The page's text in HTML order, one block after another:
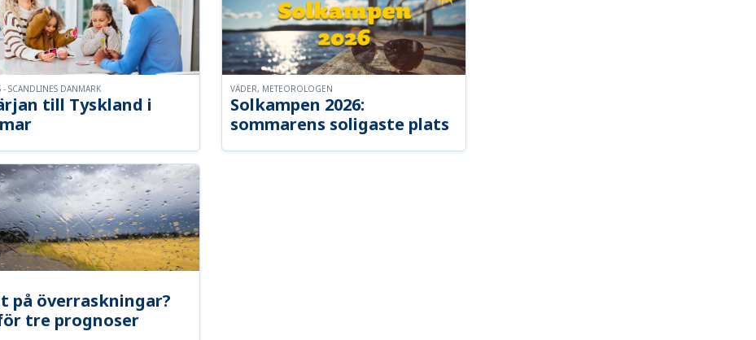
till Tyskland i
SCANDLINES DANMARK
Solkampen 2026:
sommarens soligaste plats
VÄDER, METEOROLOGEN
på överraskningar?
tre prognoser